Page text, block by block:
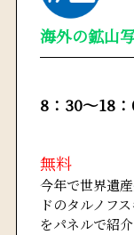
海外の鉱山
8：30～18
無料
今年で世界遺
ドのタルノフ
をパネルで紹介